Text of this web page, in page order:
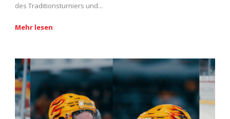
des Traditionsturniers und...
Mehr lesen